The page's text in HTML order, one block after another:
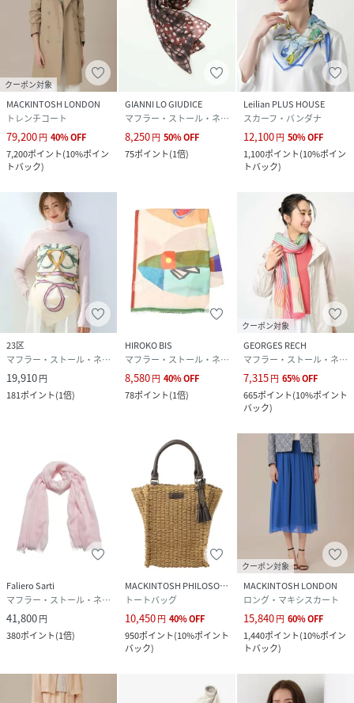
クーポン対象
MACKINTOSH LONDON
トレンチコート
79,200円 40%OFF
7,200ポイント(10%ポイン
トバック)
GIANNI LO GIUDICE
マフラー・ストール・ネックウォーマー
8,250円 50%OFF
75ポイント(1倍)
Leilian PLUS HOUSE
スカーフ・バンダナ
12,100円 50%OFF
1,100ポイント(10%ポイン
トバック)
23区
マフラー・ストール・ネックウォーマー
19,910円
181ポイント(1倍)
HIROKO BIS
マフラー・ストール・ネックウォーマー
8,580円 40%OFF
78ポイント(1倍)
クーポン対象
GEORGES RECH
マフラー・ストール・ネックウォーマー
7,315円 65%OFF
665ポイント(10%ポイント
バック)
Faliero Sarti
マフラー・ストール・ネックウォーマー
41,800円
380ポイント(1倍)
MACKINTOSH PHILOSOPHY
トートバッグ
10,450円 40%OFF
950ポイント(10%ポイント
バック)
クーポン対象
MACKINTOSH LONDON
ロング・マキシスカート
15,840円 60%OFF
1,440ポイント(10%ポイン
トバック)